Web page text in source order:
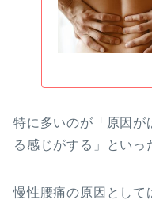
特に多いのが「原因が
る感じがする」といっ
慢性腰痛の原因として